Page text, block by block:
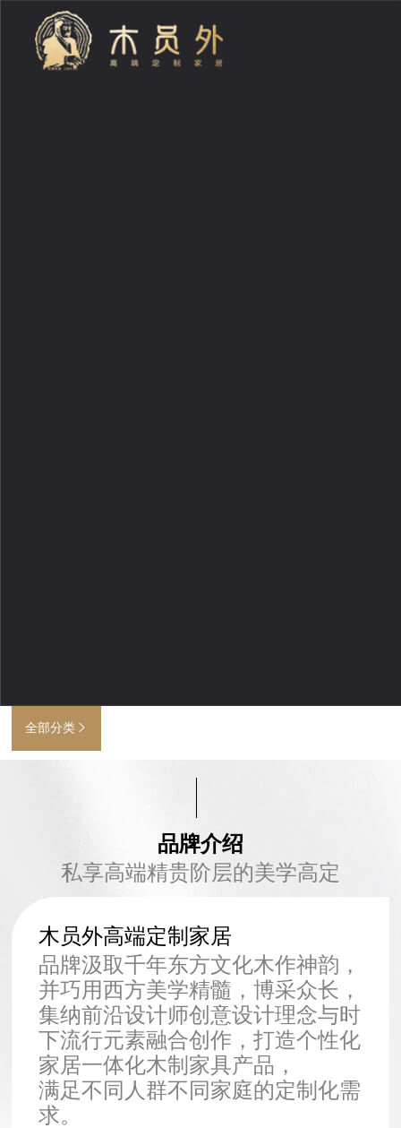
全部分类 
品牌介绍
私享高端精贵阶层的美学高定
木员外高端定制家居
品牌汲取千年东方文化木作神韵，
并巧用西方美学精髓，博采众长，
集纳前沿设计师创意设计理念与时
下流行元素融合创作，打造个性化
家居一体化木制家具产品，
满足不同人群不同家庭的定制化需
求。